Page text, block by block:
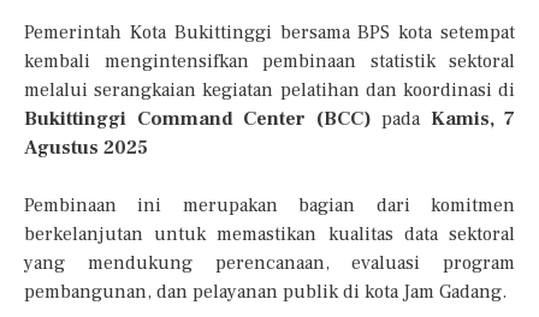
Pemerintah Kota Bukittinggi bersama BPS kota setempat
kembali mengintensifkan pembinaan statistik sektoral
melalui serangkaian kegiatan pelatihan dan koordinasi di
Bukittinggi Command Center (BCC) pada Kamis, 7
Agustus 2025
Pembinaan ini merupakan bagian dari komitmen
berkelanjutan untuk memastikan kualitas data sektoral
yang mendukung perencanaan, evaluasi program
pembangunan, dan pelayanan publik di kota Jam Gadang.